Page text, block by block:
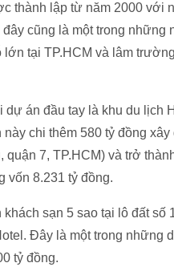
thành lập từ năm 2000 với
cũng là một trong những
tại TP.HCM và lâm
án đầu tay là khu du lịch
này chi thêm 580 tỷ đồng xây
7, TP.HCM) và trở
vốn 8.231 tỷ đồng.
sạn 5 sao tại lô đất số
Đây là một trong những
tỷ đồng.